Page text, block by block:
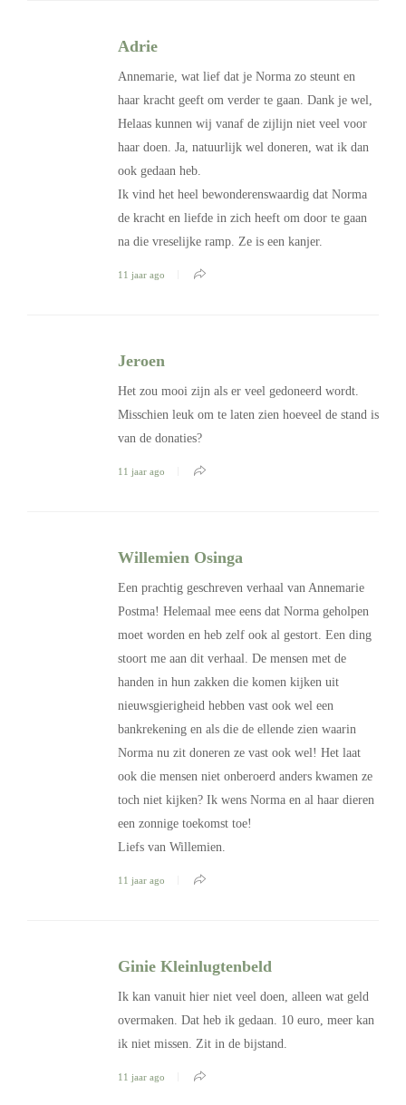
Adrie
Annemarie, wat lief dat je Norma zo steunt en
haar kracht geeft om verder te gaan. Dank je wel,
Helaas kunnen wij vanaf de zijlijn niet veel voor
haar doen. Ja, natuurlijk wel doneren, wat ik dan
ook gedaan heb.
Ik vind het heel bewonderenswaardig dat Norma
de kracht en liefde in zich heeft om door te gaan
na die vreselijke ramp. Ze is een kanjer.
11 jaar ago
Jeroen
Het zou mooi zijn als er veel gedoneerd wordt.
Misschien leuk om te laten zien hoeveel de stand is
van de donaties?
11 jaar ago
Willemien Osinga
Een prachtig geschreven verhaal van Annemarie
Postma! Helemaal mee eens dat Norma geholpen
moet worden en heb zelf ook al gestort. Een ding
stoort me aan dit verhaal. De mensen met de
handen in hun zakken die komen kijken uit
nieuwsgierigheid hebben vast ook wel een
bankrekening en als die de ellende zien waarin
Norma nu zit doneren ze vast ook wel! Het laat
ook die mensen niet onberoerd anders kwamen ze
toch niet kijken? Ik wens Norma en al haar dieren
een zonnige toekomst toe!
Liefs van Willemien.
11 jaar ago
Ginie Kleinlugtenbeld
Ik kan vanuit hier niet veel doen, alleen wat geld
overmaken. Dat heb ik gedaan. 10 euro, meer kan
ik niet missen. Zit in de bijstand.
11 jaar ago